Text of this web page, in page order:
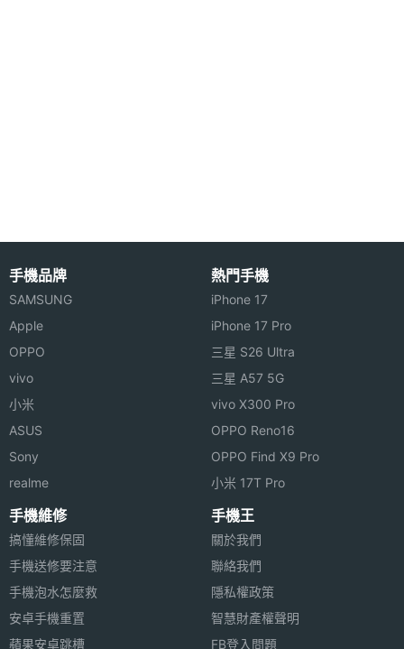
◎ 64 和絃鈴聲；支援 MP3 鈴聲
◎ 內建 64 MB 動態記憶體
◎ 支援 USB 傳輸
◎ GPRS Class10、WAP 2.0、MMS
※本文為 SOGI 手機王版權所有，未經授權不得轉載使用※
主螢幕
26 萬色
手機品牌
SAMSUNG
Apple
OPPO
vivo
小米
ASUS
Sony
realme
熱門手機
iPhone 17
iPhone 17 Pro
三星 S26 Ultra
三星 A57 5G
vivo X300 Pro
OPPO Reno16
OPPO Find X9 Pro
小米 17T Pro
手機維修
搞懂維修保固
手機送修要注意
手機泡水怎麼救
安卓手機重置
蘋果安卓跳槽
手機王
關於我們
聯絡我們
隱私權政策
智慧財產權聲明
FB登入問題